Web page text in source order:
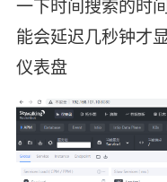
一下时间搜索的时
能会延迟几秒钟才
仪表盘